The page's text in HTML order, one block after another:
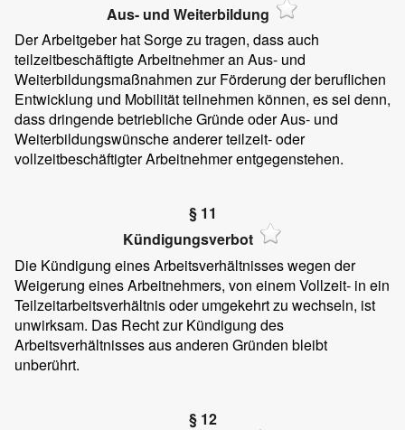
Aus- und Weiterbildung
Der Arbeitgeber hat Sorge zu tragen, dass auch
teilzeitbeschäftigte Arbeitnehmer an Aus- und
Weiterbildungsmaßnahmen zur Förderung der beruflichen
Entwicklung und Mobilität teilnehmen können, es sei denn,
dass dringende betriebliche Gründe oder Aus- und
Weiterbildungswünsche anderer teilzeit- oder
vollzeitbeschäftigter Arbeitnehmer entgegenstehen.
§ 11
Kündigungsverbot
Die Kündigung eines Arbeitsverhältnisses wegen der
Weigerung eines Arbeitnehmers, von einem Vollzeit- in ein
Teilzeitarbeitsverhältnis oder umgekehrt zu wechseln, ist
unwirksam. Das Recht zur Kündigung des
Arbeitsverhältnisses aus anderen Gründen bleibt
unberührt.
§ 12